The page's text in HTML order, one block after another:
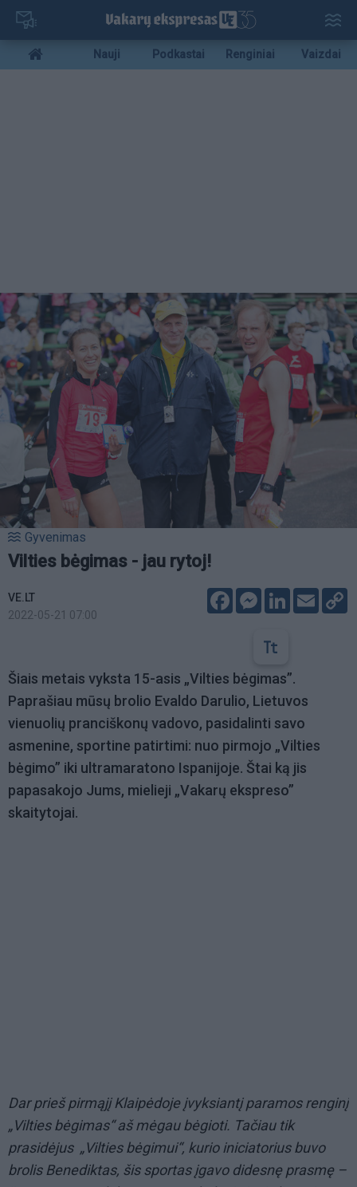
Pereiti
pagrindinį
turinį
Mobile
menu
Nauji Podkastai Renginiai Vaizdai
Gyvenimas
Vilties bėgimas - jau rytoj!
VE.LT
2022-05-21 07:00
FacebookMessenger
LinkedIn
Email
Šiais metais vyksta 15-asis „Vilties bėgimas”.
Paprašiau mūsų brolio Evaldo Darulio, Lietuvos
vienuolių pranciškonų vadovo, pasidalinti savo
asmenine, sportine patirtimi: nuo pirmojo „Vilties
bėgimo” iki ultramaratono Ispanijoje. Štai ką jis
papasakojo Jums, mielieji „Vakarų ekspreso”
skaitytojai.
Dar prieš pirmąjį Klaipėdoje įvyksiantį paramos renginį
„Vilties bėgimas“ aš mėgau bėgioti. Tačiau tik
prasidėjus „Vilties bėgimui“, kurio iniciatorius buvo
brolis Benediktas, šis sportas įgavo didesnę prasmę –